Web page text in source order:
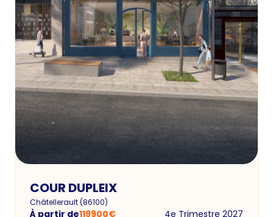
COUR DUPLEIX
Châtellerault(86100)
À partir de119900€ 4e Trimestre 2027